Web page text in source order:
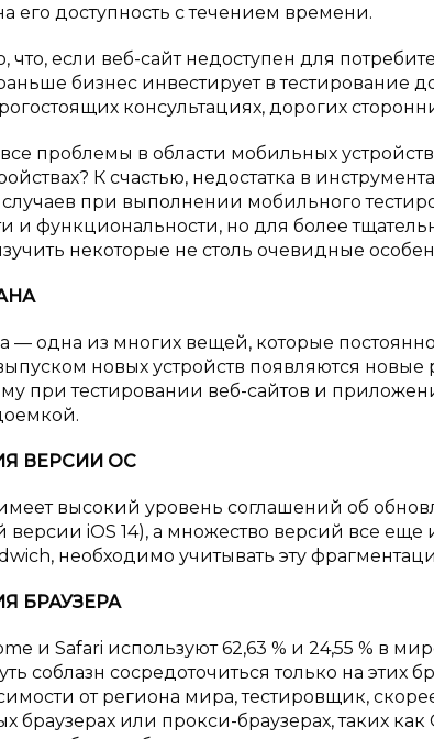
его доступность с течением времени.
что, если веб-сайт недоступен для
бизнес инвестирует в тестирование
консультациях, дорогих
проблемы в области мобильных
К счастью, недостатка в
при выполнении мобильного
и функциональности, но для более
некоторые не столь очевидные
— одна из многих вещей, которые
новых устройств появляются
при тестировании веб-сайтов и
ВЕРСИИ ОС
высокий уровень соглашений об
версии iOS 14), а множество версий все еще
необходимо учитывать эту
БРАУЗЕРА
и Safari используют 62,63 % и 24,55 % в
соблазн сосредоточиться только на этих
от региона мира, тестировщик,
браузерах или прокси-браузерах, таких